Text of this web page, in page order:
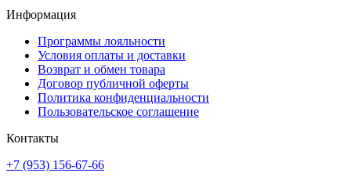
Информация
Программы лояльности
Условия оплаты и доставки
Возврат и обмен товара
Договор публичной оферты
Политика конфиденциальности
Пользовательское соглашение
Контакты
+7 (953) 156-67-66